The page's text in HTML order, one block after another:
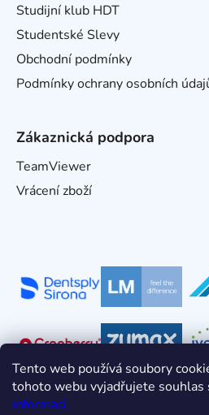
Tento web používá soubory
tohoto webu vyjadřujete souhlas
informací.
Studijní klub HDT
Studentské Slevy
Obchodní podmínky
Podmínky ochrany osobních
Zákaznická podpora
TeamViewer
Vrácení zboží